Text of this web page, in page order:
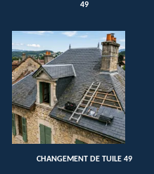
49
CHANGEMENT DE TUILE 49